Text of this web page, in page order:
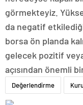
görmekteyiz.
da negatif
borsa ön planda
gelecek pozitif
açısından önemli
Değerlendirme